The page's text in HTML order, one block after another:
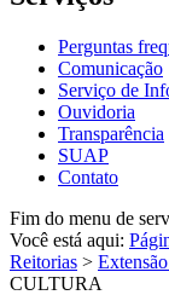
Perguntas
Comunicação
Serviço de
Ouvidoria
Transparência
SUAP
Contato
Fim do menu de
Você está aqui:
Reitorias >
CULTURA